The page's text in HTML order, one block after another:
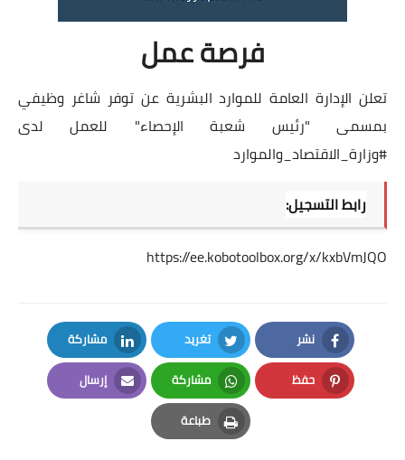
فرصة عمل
تعلن الإدارة العامة للموارد البشرية عن توفر شاغر وظيفي
بمسمى "رئيس شعبة الإحصاء" للعمل لدى
#وزارة_الاقتصاد_والموارد
رابط التسجيل:
https://ee.kobotoolbox.org/x/kxbVmJQO
نشر
Facebook
تغريد
Twitter
مشاركة
LinkedIn
حفظ
Pinterest
مشاركة
Whatsapp
إرسال
Email
طباعة
Print